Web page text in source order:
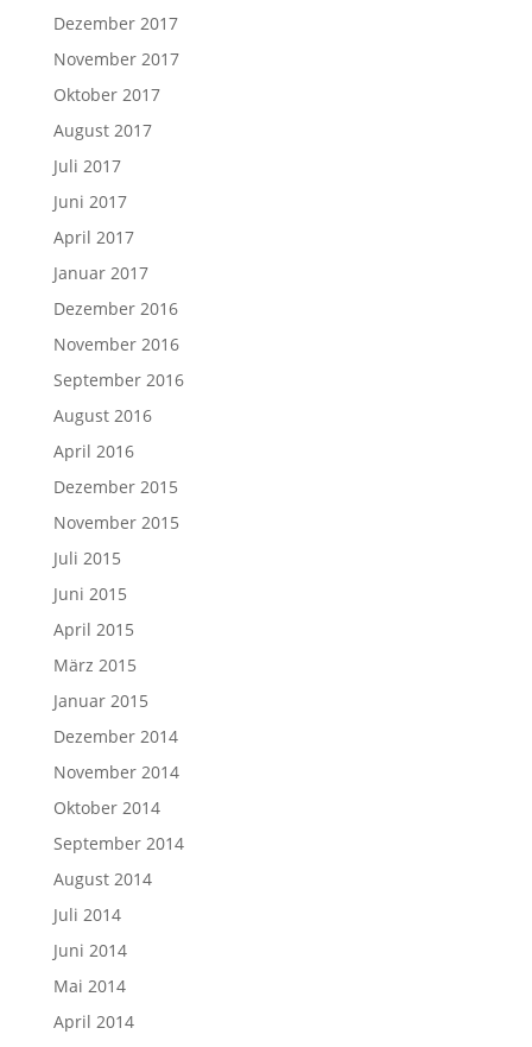
Dezember 2017
November 2017
Oktober 2017
August 2017
Juli 2017
Juni 2017
April 2017
Januar 2017
Dezember 2016
November 2016
September 2016
August 2016
April 2016
Dezember 2015
November 2015
Juli 2015
Juni 2015
April 2015
März 2015
Januar 2015
Dezember 2014
November 2014
Oktober 2014
September 2014
August 2014
Juli 2014
Juni 2014
Mai 2014
April 2014